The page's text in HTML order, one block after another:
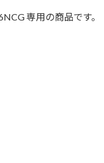
専用の商品です。